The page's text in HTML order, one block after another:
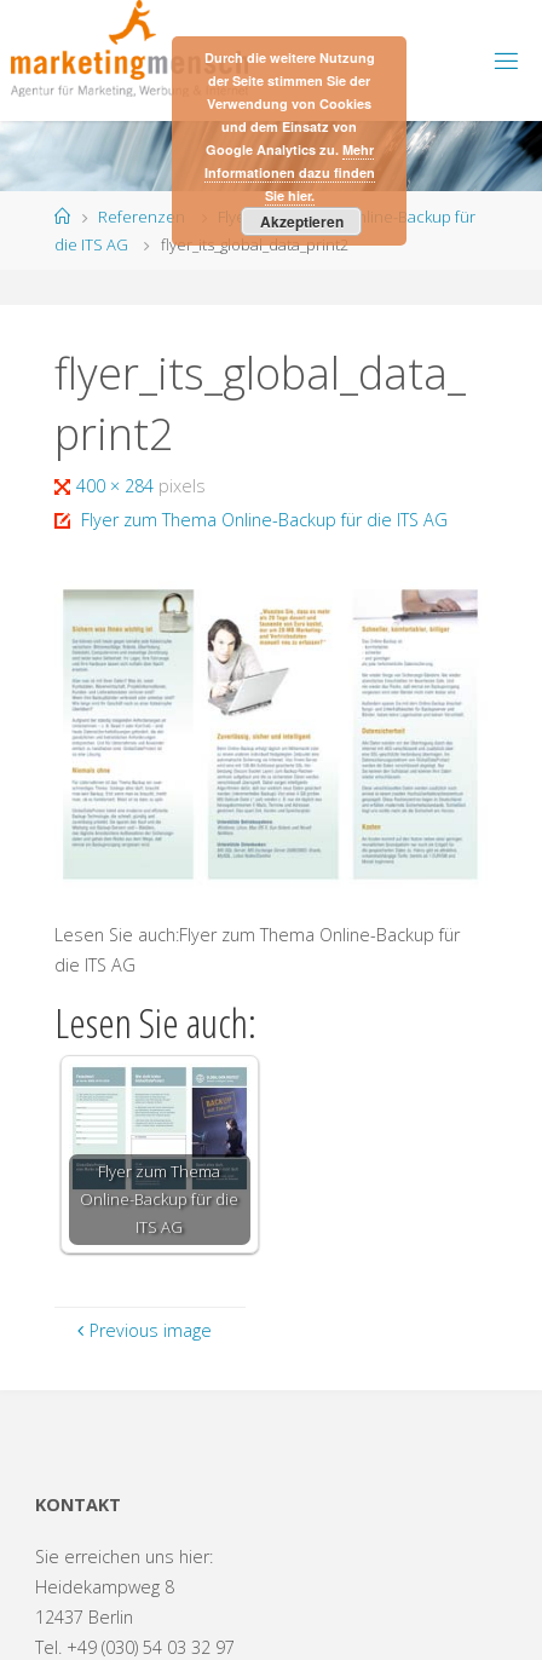
content
HomeReferenzen
Flyer zum Thema Online-Backup für
die ITS AG
flyer_its_global_data_print2
flyer_its_global_data_
print2
Full
size
400 × 284 pixels
Flyer zum Thema Online-Backup für die ITS AG
Lesen Sie auch:Flyer zum Thema Online-Backup für
die ITS AG
Lesen Sie auch:
Flyer zum Thema
Online-Backup für die
ITS AG
Previous image
KONTAKT
Sie erreichen uns hier:
Heidekampweg 8
12437 Berlin
Tel. +49 (030) 54 03 32 97
Durch die weitere Nutzung
der Seite stimmen Sie der
Verwendung von Cookies
und dem Einsatz von
Google Analytics zu. Mehr
Informationen dazu finden
Sie hier.
Akzeptieren